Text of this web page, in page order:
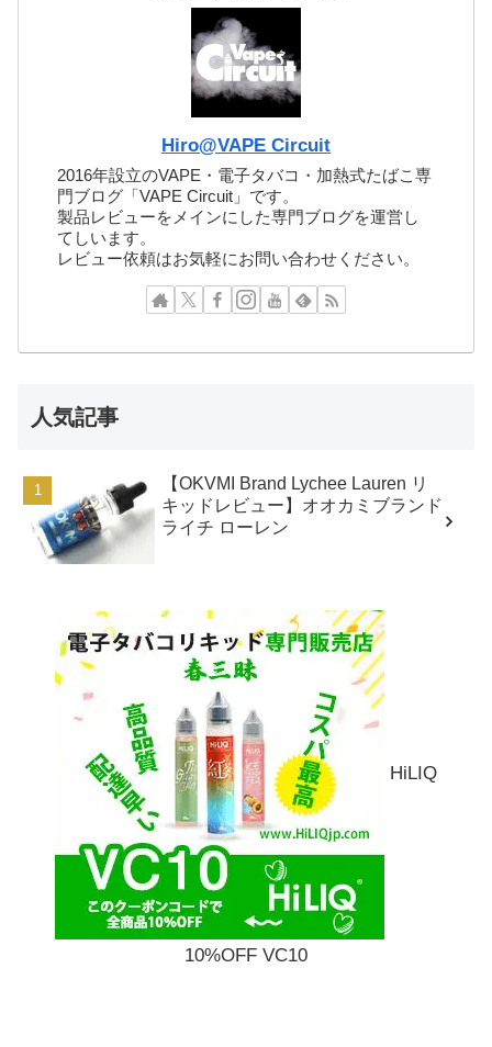
Hiro@VAPE Circuit
2016年設立のVAPE・電子タバコ・加熱式たばこ専
門ブログ「VAPE Circuit」です。
製品レビューをメインにした専門ブログを運営し
てしいます。
レビュー依頼はお気軽にお問い合わせください。
人気記事
【OKVMI Brand Lychee Lauren リ
キッドレビュー】オオカミブランド
ライチ ローレン
HiLIQ
10%OFF VC10